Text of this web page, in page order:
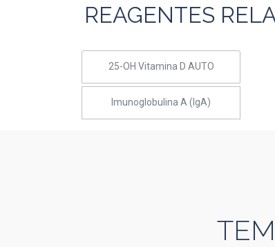
REAGENTES
25-OH Vitamina D AUTO
Imunoglobulina A (IgA)